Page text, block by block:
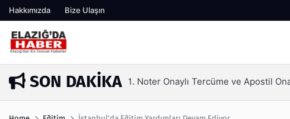
Hakkımızda Bize Ulaşın
SON DAKIKA
3 ay önce Kaş Laminasyonu Nedir ve Neden